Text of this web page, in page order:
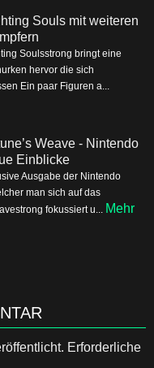
Souls mit weiteren
Soulsstrong bringt eine
hervor die sich
Ein paar Figuren a...
Weave - Nintendo
Einblicke
Ausgabe der Nintendo
man sich auf das
fokussiert u... Mehr
Erforderliche